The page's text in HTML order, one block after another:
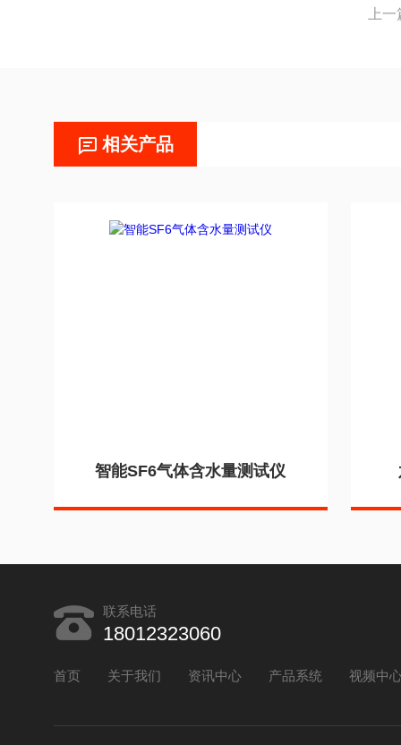
上
相关产品
智能SF6气体含水量测试仪
联系电话
18012323060
首页 关于我们 资讯中心 产品系统 视频中